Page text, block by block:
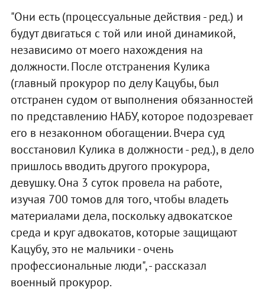
"Они есть (процессуальные действия - ред.) и
будут двигаться с той или иной динамикой,
независимо от моего нахождения на
должности. После отстранения Кулика
(главный прокурор по делу Кацубы, был
отстранен судом от выполнения обязанностей
по представлению НАБУ, которое подозревает
его в незаконном обогащении. Вчера суд
восстановил Кулика в должности - ред.), в дело
пришлось вводить другого прокурора,
девушку. Она 3 суток провела на работе,
изучая 700 томов для того, чтобы владеть
материалами дела, поскольку адвокатское
среда и круг адвокатов, которые защищают
Кацубу, это не мальчики - очень
профессиональные люди", - рассказал
военный прокурор.